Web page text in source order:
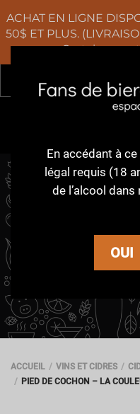
ACHAT EN LIGNE
50$ ET PLUS.
Certaines
0
ACCUEIL VINS ET CIDRES
PIED DE COCHON – LA
En accédant à
légal requis (18
de l’alcool dans
OUI